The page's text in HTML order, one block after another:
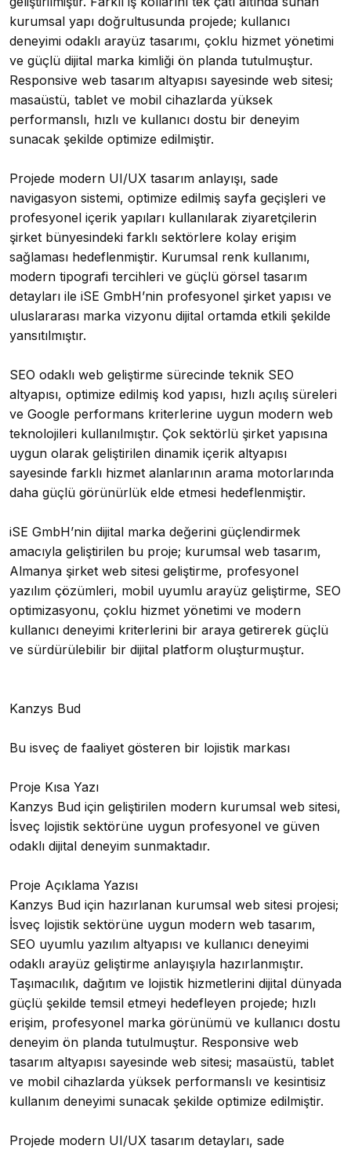
kurumsal yapı doğrultusunda projede; kullanıcı
deneyimi odaklı arayüz tasarımı, çoklu hizmet yönetimi
ve güçlü dijital marka kimliği ön planda tutulmuştur.
Responsive web tasarım altyapısı sayesinde web sitesi;
masaüstü, tablet ve mobil cihazlarda yüksek
performanslı, hızlı ve kullanıcı dostu bir deneyim
sunacak şekilde optimize edilmiştir.
Projede modern UI/UX tasarım anlayışı, sade
navigasyon sistemi, optimize edilmiş sayfa geçişleri ve
profesyonel içerik yapıları kullanılarak ziyaretçilerin
şirket bünyesindeki farklı sektörlere kolay erişim
sağlaması hedeflenmiştir. Kurumsal renk kullanımı,
modern tipografi tercihleri ve güçlü görsel tasarım
detayları ile iSE GmbH’nin profesyonel şirket yapısı ve
uluslararası marka vizyonu dijital ortamda etkili şekilde
yansıtılmıştır.
SEO odaklı web geliştirme sürecinde teknik SEO
altyapısı, optimize edilmiş kod yapısı, hızlı açılış süreleri
ve Google performans kriterlerine uygun modern web
teknolojileri kullanılmıştır. Çok sektörlü şirket yapısına
uygun olarak geliştirilen dinamik içerik altyapısı
sayesinde farklı hizmet alanlarının arama motorlarında
daha güçlü görünürlük elde etmesi hedeflenmiştir.
iSE GmbH’nin dijital marka değerini güçlendirmek
amacıyla geliştirilen bu proje; kurumsal web tasarım,
Almanya şirket web sitesi geliştirme, profesyonel
yazılım çözümleri, mobil uyumlu arayüz geliştirme, SEO
optimizasyonu, çoklu hizmet yönetimi ve modern
kullanıcı deneyimi kriterlerini bir araya getirerek güçlü
ve sürdürülebilir bir dijital platform oluşturmuştur.
Kanzys Bud
Bu isveç de faaliyet gösteren bir lojistik markası
Proje Kısa Yazı
Kanzys Bud için geliştirilen modern kurumsal web sitesi,
İsveç lojistik sektörüne uygun profesyonel ve güven
odaklı dijital deneyim sunmaktadır.
Proje Açıklama Yazısı
Kanzys Bud için hazırlanan kurumsal web sitesi projesi;
İsveç lojistik sektörüne uygun modern web tasarım,
SEO uyumlu yazılım altyapısı ve kullanıcı deneyimi
odaklı arayüz geliştirme anlayışıyla hazırlanmıştır.
Taşımacılık, dağıtım ve lojistik hizmetlerini dijital dünyada
güçlü şekilde temsil etmeyi hedefleyen projede; hızlı
erişim, profesyonel marka görünümü ve kullanıcı dostu
deneyim ön planda tutulmuştur. Responsive web
tasarım altyapısı sayesinde web sitesi; masaüstü, tablet
ve mobil cihazlarda yüksek performanslı ve kesintisiz
kullanım deneyimi sunacak şekilde optimize edilmiştir.
Projede modern UI/UX tasarım detayları, sade